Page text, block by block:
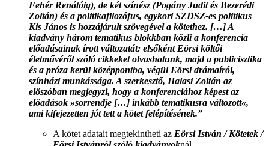
Fehér Renátóig), de két színész (Pogány Judit és Bezerédi
Zoltán) és a politikafilozófus, egykori SZDSZ-es politikus
Kis János is hozzájárult szövegével a kötethez. […] A
kiadvány három tematikus blokkban közli a konferencia
előadásainak írott változatát: elsőként Eörsi költői
életművéről szóló cikkeket olvashatunk, majd a publicisztika
és a próza kerül középpontba, végül Eörsi drámaírói,
színházi munkássága. A szerkesztő, Halasi Zoltán az
előszóban megjegyzi, hogy a konferenciához képest az
előadások »sorrendje […] inkább tematikusra változott«,
ami kifejezetten jót tett a kötet felépítésének.”
A kötet adatait megtekintheti az Eörsi István / Kötetek /